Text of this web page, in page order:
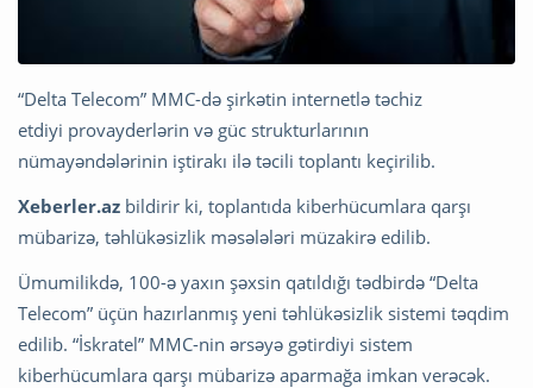
“Delta Telecom” MMC-də şirkətin internetlə təchiz
etdiyi provayderlərin və güc strukturlarının
nümayəndələrinin iştirakı ilə təcili toplantı keçirilib.
Xeberler.az bildirir ki, toplantıda kiberhücumlara qarşı
mübarizə, təhlükəsizlik məsələləri müzakirə edilib.
Ümumilikdə, 100-ə yaxın şəxsin qatıldığı tədbirdə “Delta
Telecom” üçün hazırlanmış yeni təhlükəsizlik sistemi təqdim
edilib. “İskratel” MMC-nin ərsəyə gətirdiyi sistem
kiberhücumlara qarşı mübarizə aparmağa imkan verəcək.